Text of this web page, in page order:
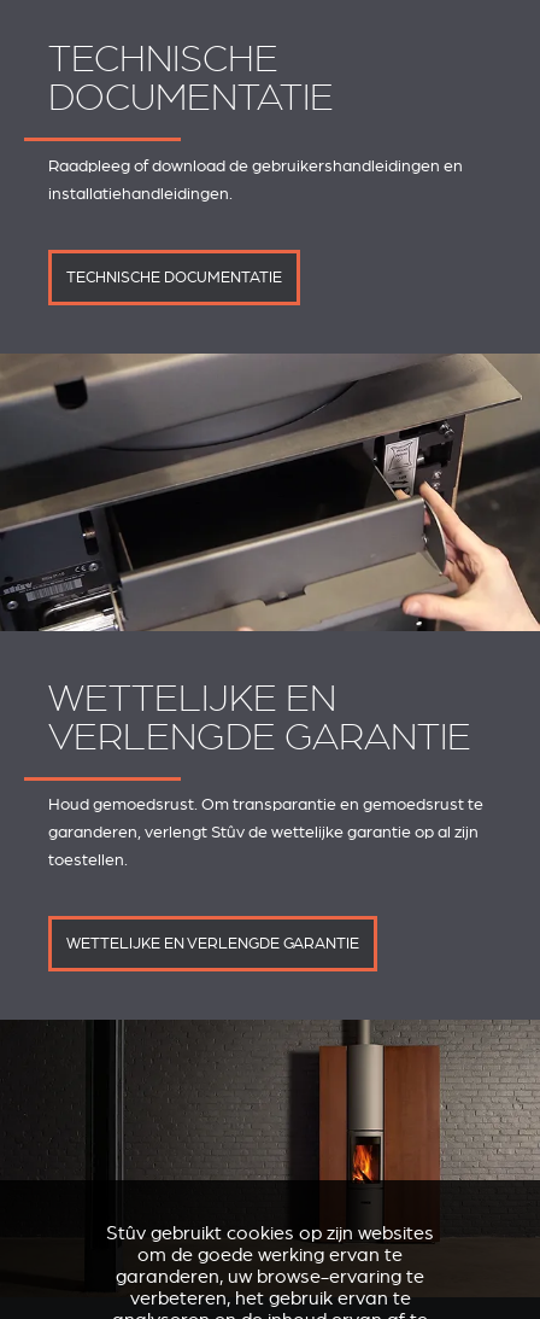
TECHNISCHE
DOCUMENTATIE
Raadpleeg of download de gebruikershandleidingen en
installatiehandleidingen.
TECHNISCHE DOCUMENTATIE
WETTELIJKE EN
VERLENGDE GARANTIE
Houd gemoedsrust. Om transparantie en gemoedsrust te
garanderen, verlengt Stûv de wettelijke garantie op al zijn
toestellen.
WETTELIJKE EN VERLENGDE GARANTIE
Stûv gebruikt cookies op zijn websites
om de goede werking ervan te
garanderen, uw browse-ervaring te
verbeteren, het gebruik ervan te